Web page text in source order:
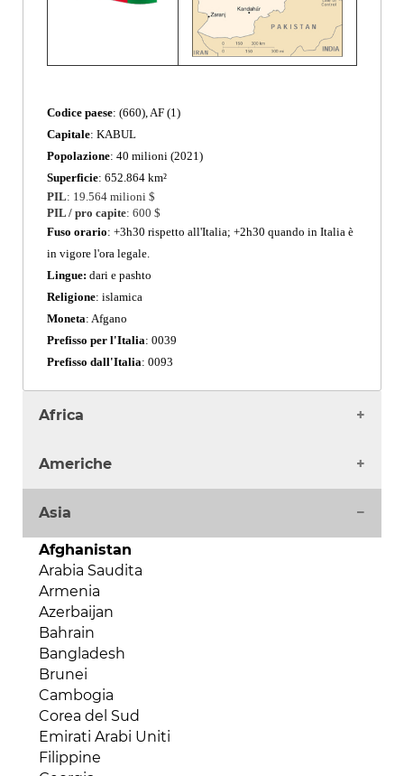
Africa
Angola
Benin
Burkina Faso
Burundi
Camerun
Capo Verde
Ciad
Comore
Costa d'Avorio
Egitto
Eritrea
Etiopia
Gabon
Gambia
Ghana
Americhe
Argentina
Bahamas
Barbados
Belize
Bermuda
Bolivia
Brasile
Canada
Cile
Colombia
Costa Rica
Cuba
Dipartimenti d'oltremare
Asia
Afghanistan
Arabia Saudita
Armenia
Azerbaijan
Bahrain
Bangladesh
Brunei
Cambogia
Corea del Sud
Emirati Arabi Uniti
Filippine
Codice paese: (660), AF (1)
Capitale: KABUL
Popolazione: 40 milioni (2021)
Superficie: 652.864 km²
PIL: 19.564 milioni $
PIL / pro capite: 600 $
Fuso orario: +3h30 rispetto all'Italia; +2h30 quando in Italia è
in vigore l'ora legale.
Lingue: dari e pashto
Religione: islamica
Moneta: Afgano
Prefisso per l'Italia: 0039
Prefisso dall'Italia: 0093